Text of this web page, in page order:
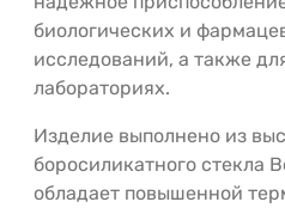
биологических и
исследований, а также
лабораториях.
Изделие выполнено из
боросиликатного стекла
обладает повышенной